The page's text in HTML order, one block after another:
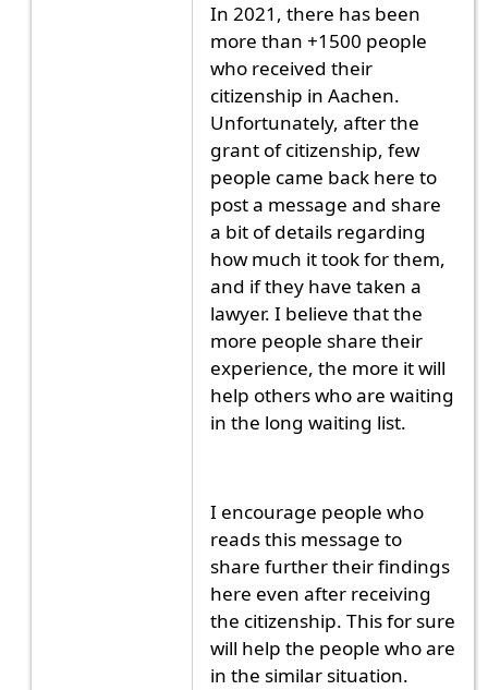
In 2021, there has been
more than +1500 people
who received their
citizenship in Aachen.
Unfortunately, after the
grant of citizenship, few
people came back here to
post a message and share
a bit of details regarding
how much it took for them,
and if they have taken a
lawyer. I believe that the
more people share their
experience, the more it will
help others who are waiting
in the long waiting list.
I encourage people who
reads this message to
share further their findings
here even after receiving
the citizenship. This for sure
will help the people who are
in the similar situation.